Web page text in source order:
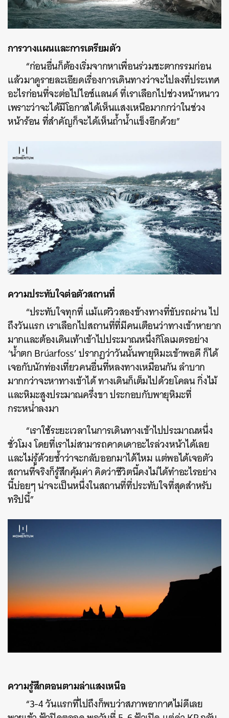
การวางแผนและการเตรียมตัว
“ก่อนอื่นก็ต้องเริ่มจากหาเพื่อนร่วมชะตากรรมก่อน
แล้วมาดูรายละเอียดเรื่องการเดินทางว่าจะไปลงที่ประเทศ
อะไรก่อนที่จะต่อไปไอซ์แลนด์ ที่เราเลือกไปช่วงหน้าหนาว
เพราะว่าจะได้มีโอกาสได้เห็นแสงเหนือมากกว่าในช่วง
หน้าร้อน ที่สำคัญก็จะได้เห็นถ้ำน้ำแข็งอีกด้วย”
ความประทับใจต่อตัวสถานที่
“ประทับใจทุกที่ แม้แต่วิวสองข้างทางที่ขับรถผ่าน ไป
ถึงวันแรก เราเลือกไปสถานที่ที่มีคนเตือนว่าทางเข้าหายาก
มากและต้องเดินเท้าเข้าไปประมาณหนึ่งกิโลเมตรอย่าง
‘น้ำตก Brúarfoss’ ปรากฏว่าวันนั้นพายุหิมะเข้าพอดี ก็ได้
เจอกับนักท่องเที่ยวคนอื่นที่หลงทางเหมือนกัน ลำบาก
มากกว่าจะหาทางเข้าได้ ทางเดินก็เต็มไปด้วยโคลน กิ่งไม้
และหิมะสูงประมาณครึ่งขา ประกอบกับพายุหิมะที่
กระหน่ำลงมา
“เราใช้ระยะเวลาในการเดินทางเข้าไปประมาณหนึ่ง
ชั่วโมง โดยที่เราไม่สามารถคาดเดาอะไรล่วงหน้าได้เลย
และไม่รู้ด้วยซ้ำว่าจะกลับออกมาได้ไหม แต่พอได้เจอตัว
สถานที่จริงก็รู้สึกคุ้มค่า คิดว่าชีวิตนี้คงไม่ได้ทำอะไรอย่าง
นี้บ่อยๆ น่าจะเป็นหนึ่งในสถานที่ที่ประทับใจที่สุดสำหรับ
ทริปนี้”
ความรู้สึกตอนตามล่าแสงเหนือ
“3-4 วันแรกที่ไปถึงก็พบว่าสภาพอากาศไม่ดีเลย